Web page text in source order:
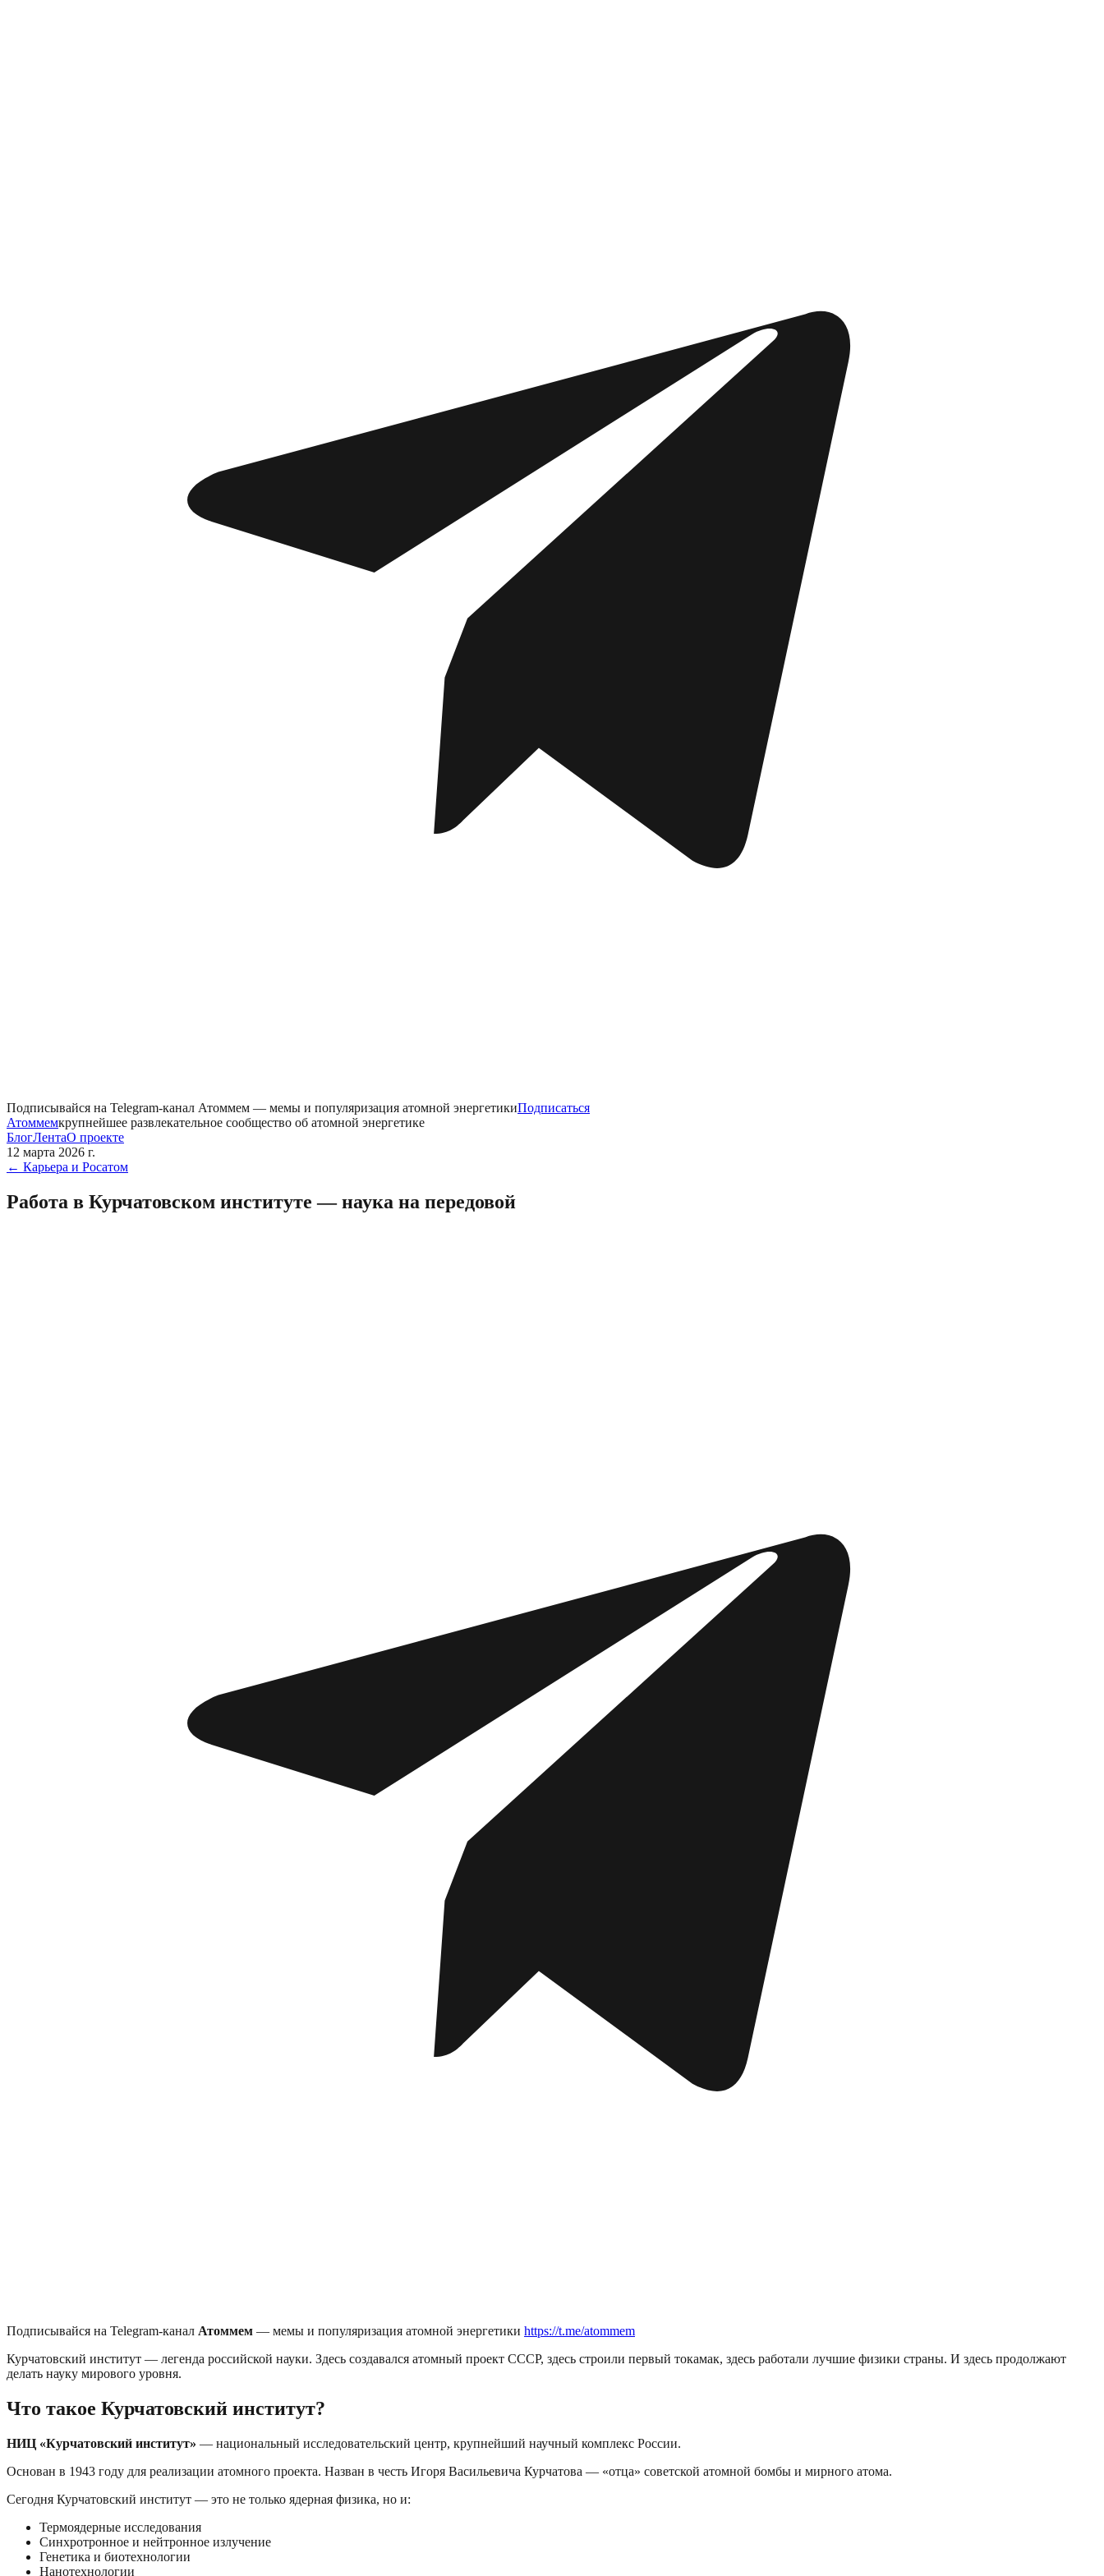
Подписывайся на Telegram-канал Атоммем — мемы и популяризация атомной энергетикиПодписаться
Атоммемкрупнейшее развлекательное сообщество об атомной энергетике
БлогЛентаО проекте
12 марта 2026 г.
← Карьера и Росатом
Работа в Курчатовском институте — наука на передовой
Подписывайся на Telegram-канал Атоммем — мемы и популяризация атомной энергетики https://t.me/atommem
Курчатовский институт — легенда российской науки. Здесь создавался атомный проект СССР, здесь строили первый токамак, здесь работали лучшие физики страны. И здесь продолжают
делать науку мирового уровня.
Что такое Курчатовский институт?
НИЦ «Курчатовский институт» — национальный исследовательский центр, крупнейший научный комплекс России.
Основан в 1943 году для реализации атомного проекта. Назван в честь Игоря Васильевича Курчатова — «отца» советской атомной бомбы и мирного атома.
Сегодня Курчатовский институт — это не только ядерная физика, но и:
Термоядерные исследования
Синхротронное и нейтронное излучение
Генетика и биотехнологии
Нанотехнологии